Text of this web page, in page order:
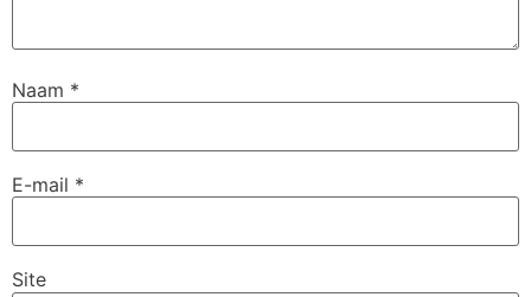
Naam *
E-mail *
Site